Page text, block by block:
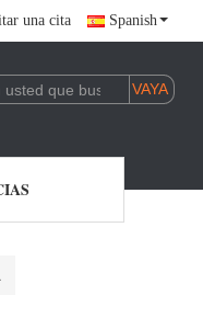
una cita Spanish
DE LA UNIÓN